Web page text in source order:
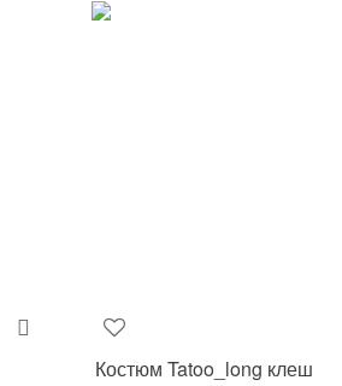
Костюм Tatoo_long клеш